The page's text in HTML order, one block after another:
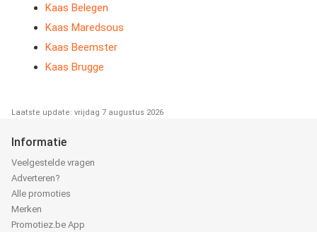
Kaas Belegen
Kaas Maredsous
Kaas Beemster
Kaas Brugge
Laatste update: vrijdag 7 augustus 2026
Informatie
Veelgestelde vragen
Adverteren?
Alle promoties
Merken
Promotiez.be App